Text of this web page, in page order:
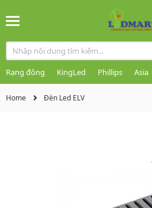
Rạng đông KingLed Phillips Asia
Home Đèn Led ELV